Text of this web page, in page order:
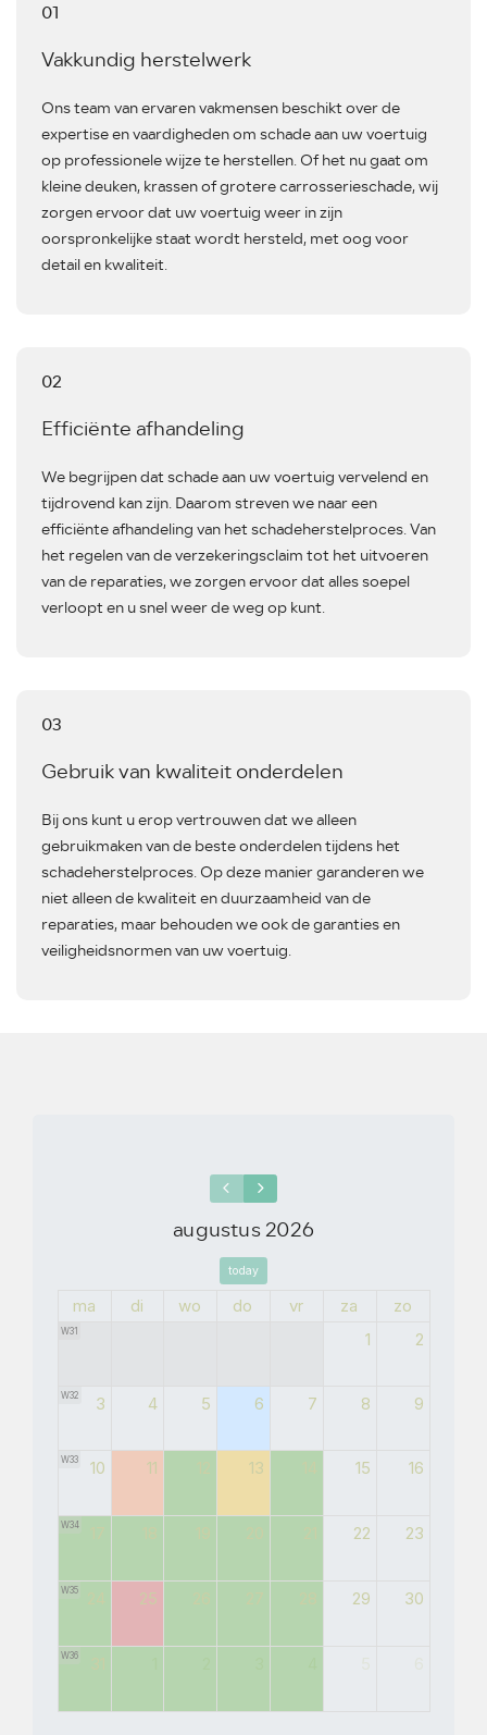
01
Vakkundig herstelwerk
Ons team van ervaren vakmensen beschikt over de
expertise en vaardigheden om schade aan uw voertuig
op professionele wijze te herstellen. Of het nu gaat om
kleine deuken, krassen of grotere carrosserieschade, wij
zorgen ervoor dat uw voertuig weer in zijn
oorspronkelijke staat wordt hersteld, met oog voor
detail en kwaliteit.
02
Efficiënte afhandeling
We begrijpen dat schade aan uw voertuig vervelend en
tijdrovend kan zijn. Daarom streven we naar een
efficiënte afhandeling van het schadeherstelproces. Van
het regelen van de verzekeringsclaim tot het uitvoeren
van de reparaties, we zorgen ervoor dat alles soepel
verloopt en u snel weer de weg op kunt.
03
Gebruik van kwaliteit onderdelen
Bij ons kunt u erop vertrouwen dat we alleen
gebruikmaken van de beste onderdelen tijdens het
schadeherstelproces. Op deze manier garanderen we
niet alleen de kwaliteit en duurzaamheid van de
reparaties, maar behouden we ook de garanties en
veiligheidsnormen van uw voertuig.